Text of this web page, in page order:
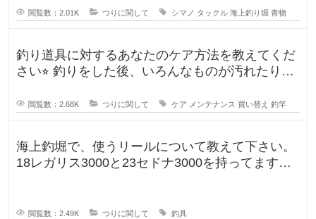
閲覧数：2.01K つりに関して シマノ タックル 海上釣り堀 青物
釣り道具に対するあなたのケア方法を教えてくだ
さい⭐︎ 釣りをした後、いろんなものが汚れたりし
閲覧数：2.68K つりに関して ケア メンテナンス 買い替え 釣竿
海上釣堀で、使うリールについて教えて下さい。
18レガリス3000と23セドナ3000を持ってます。
閲覧数：2.49K つりに関して 釣具